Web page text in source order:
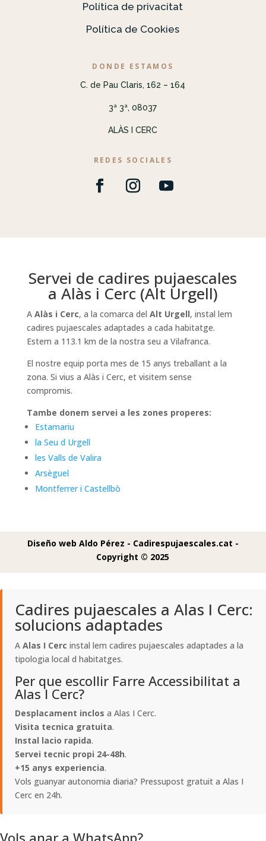
Política de privacitat
Política de Cookies
DONDE ESTAMOS
C. de Pau Claris, 162 – 164
3ª 3ª, 08037
ALÀS I CERC
REDES SOCIALES
Servei de cadires pujaescales
a Alàs i Cerc (Alt Urgell)
A Alàs i Cerc, a la comarca del Alt Urgell, instal lem
cadires pujaescales adaptades a cada habitatge.
Estem a 113.1 km de la nostra seu a Vilafranca.
El nostre equip porta mes de 15 anys treballant a la
zona. Si vius a Alàs i Cerc, et visitem sense
compromis.
Tambe donem servei a les zones properes:
Estamariu
la Seu d Urgell
les Valls de Valira
Arsèguel
Montferrer i Castellbò
Diseño web Aldo Pérez - Cadirespujaescales.cat -
Copyright © 2025
Cadires pujaescales a Alas I Cerc:
solucions adaptades
A Alas I Cerc instal lem cadires pujaescales adaptades a la
tipologia local d habitatges.
Per que escollir Farre Accessibilitat a
Alas I Cerc?
Desplacament inclos a Alas I Cerc.
Visita tecnica gratuita.
Instal lacio rapida.
Servei tecnic propi 24-48h.
+15 anys experiencia.
Vols guanyar autonomia diaria? Pressupost gratuit a Alas I
Cerc en 24h.